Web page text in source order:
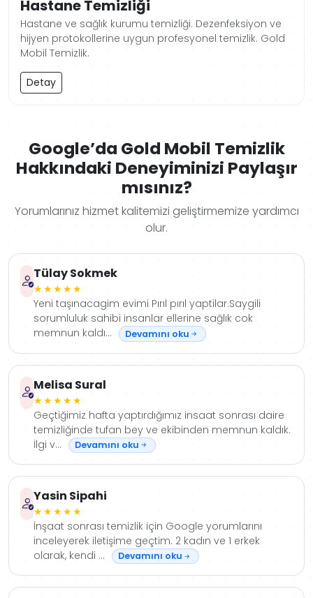
Hastane Temizliği
Hastane ve sağlık kurumu temizliği. Dezenfeksiyon ve
hijyen protokollerine uygun profesyonel temizlik. Gold
Mobil Temizlik.
Detay
Google’da Gold Mobil Temizlik
Hakkındaki Deneyiminizi Paylaşır
mısınız?
Yorumlarınız hizmet kalitemizi geliştirmemize yardımcı
olur.
Tülay Sokmek
★★★★★
Yeni taşınacagim evimi Pırıl pırıl yaptilar.Saygili
sorumluluk sahibi insanlar ellerine sağlık cok
memnun kaldı...
Devamını oku
Melisa Sural
★★★★★
Geçtiğimiz hafta yaptırdığımız insaat sonrası daire
temizliğinde tufan bey ve ekibinden memnun kaldık.
İlgi v...
Devamını oku
Yasin Sipahi
★★★★★
İnşaat sonrası temizlik için Google yorumlarını
inceleyerek iletişime geçtim. 2 kadın ve 1 erkek
olarak, kendi ...
Devamını oku